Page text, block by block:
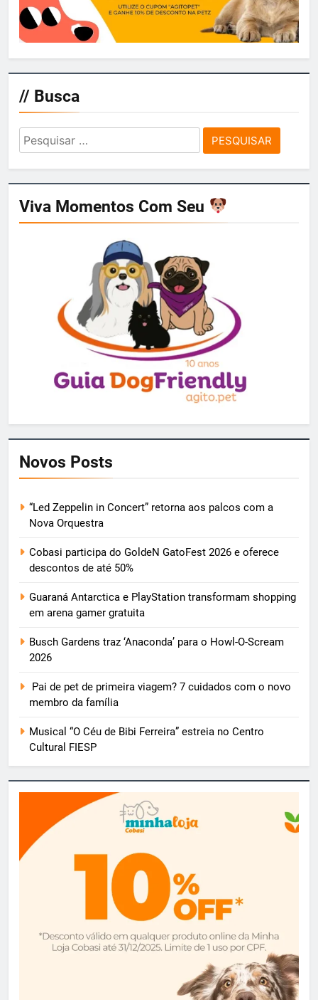
// Busca
Pesquisar
por:
Viva Momentos Com Seu
Novos Posts
“Led Zeppelin in Concert” retorna aos palcos com a
Nova Orquestra
Cobasi participa do GoldeN GatoFest 2026 e oferece
descontos de até 50%
Guaraná Antarctica e PlayStation transformam shopping
em arena gamer gratuita
Busch Gardens traz ‘Anaconda’ para o Howl-O-Scream
2026
Pai de pet de primeira viagem? 7 cuidados com o novo
membro da família
Musical “O Céu de Bibi Ferreira” estreia no Centro
Cultural FIESP